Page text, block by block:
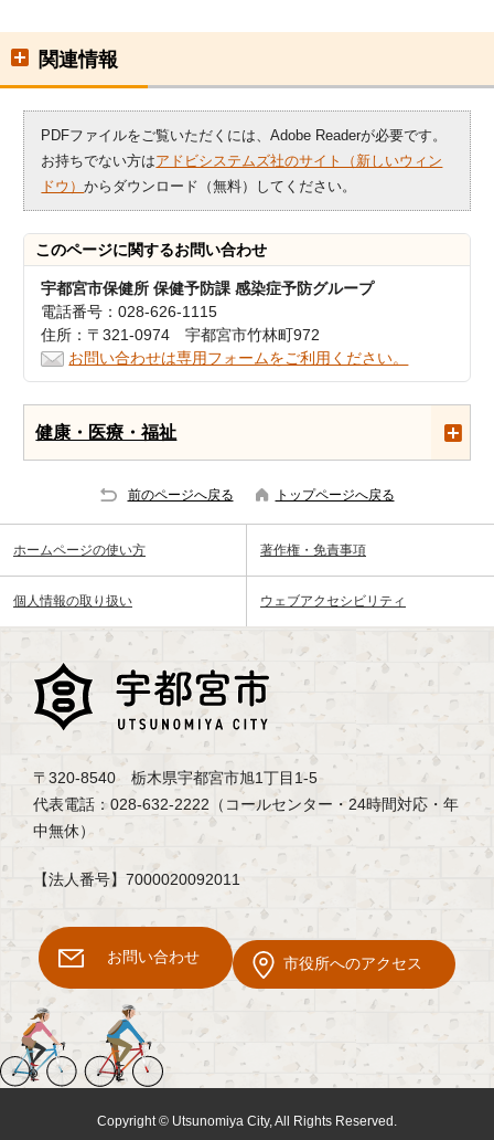
関連情報
PDFファイルをご覧いただくには、Adobe Readerが必要です。
お持ちでない方はアドビシステムズ社のサイト（新しいウィン
ドウ）からダウンロード（無料）してください。
このページに関するお問い合わせ
宇都宮市保健所 保健予防課 感染症予防グループ
電話番号：028-626-1115
住所：〒321-0974 宇都宮市竹林町972
お問い合わせは専用フォームをご利用ください。
健康・医療・福祉
前のページへ戻る トップページへ戻る
ホームページの使い方 著作権・免責事項
個人情報の取り扱い ウェブアクセシビリティ
〒320-8540 栃木県宇都宮市旭1丁目1-5
代表電話：028-632-2222（コールセンター・24時間対応・年
中無休）
【法人番号】7000020092011
お問い合わせ 市役所へのアクセス
Copyright © Utsunomiya City, All Rights Reserved.